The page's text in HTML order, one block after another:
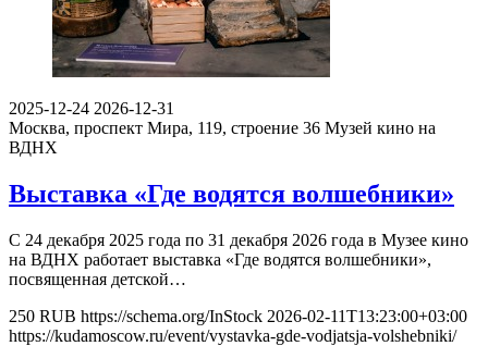
2025-12-24 2026-12-31
Москва, проспект Мира, 119, строение 36 Музей кино на
ВДНХ
Выставка «Где водятся волшебники»
С 24 декабря 2025 года по 31 декабря 2026 года в Музее кино
на ВДНХ работает выставка «Где водятся волшебники»,
посвященная детской…
250 RUB https://schema.org/InStock 2026-02-11T13:23:00+03:00
https://kudamoscow.ru/event/vystavka-gde-vodjatsja-volshebniki/